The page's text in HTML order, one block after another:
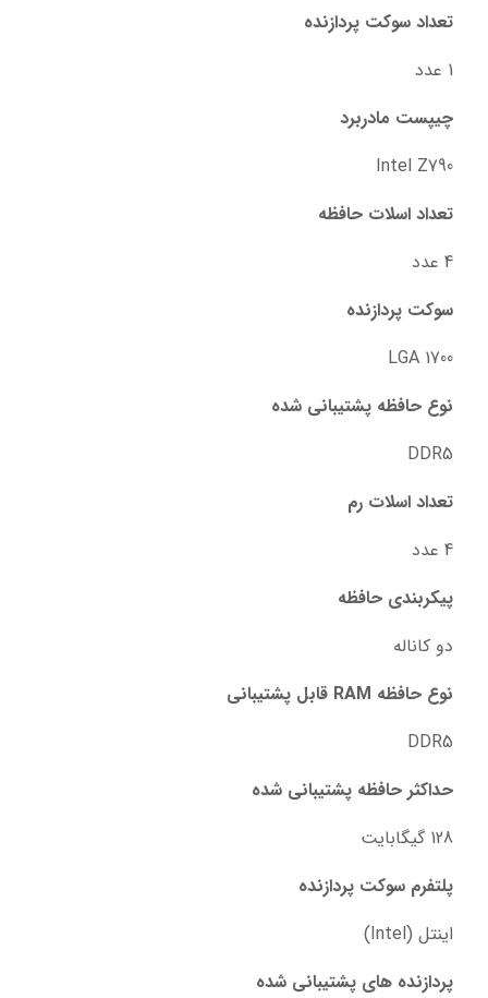
تعداد سوکت پردازنده
1 عدد
چیپست مادربرد
Intel Z790
تعداد اسلات حافظه
4 عدد
سوکت پردازنده
LGA 1700
نوع حافظه پشتیبانی شده
DDR5
تعداد اسلات رم
4 عدد
پیکربندی حافظه
دو کاناله
نوع حافظه RAM قابل پشتیبانی
DDR5
حداکثر حافظه پشتیبانی شده
128 گیگابایت
پلتفرم سوکت پردازنده
اینتل (Intel)
پردازنده های پشتیبانی شده